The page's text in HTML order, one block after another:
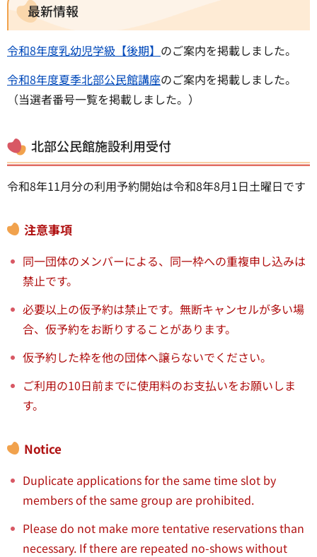
最新情報
令和8年度乳幼児学級【後期】 のご案内を掲載しました。
令和8年度夏季北部公民館講座のご案内を掲載しました。
（当選者番号一覧を掲載しました。）
北部公民館施設利用受付
令和8年11月分の利用予約開始は令和8年8月1日土曜日です
注意事項
同一団体のメンバーによる、同一枠への重複申し込みは
禁止です。
必要以上の仮予約は禁止です。無断キャンセルが多い場
合、仮予約をお断りすることがあります。
仮予約した枠を他の団体へ譲らないでください。
ご利用の10日前までに使用料のお支払いをお願いしま
す。
Notice
Duplicate applications for the same time slot by
members of the same group are prohibited.
Please do not make more tentative reservations than
necessary. If there are repeated no-shows without